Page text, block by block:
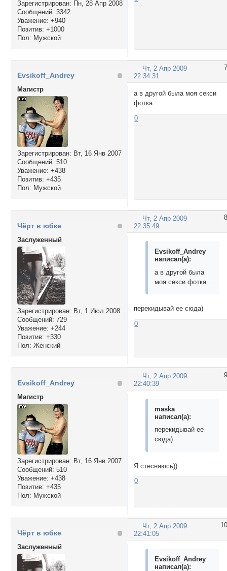
Зарегистрирован: Пн, 28 Апр 2008
Сообщений: 3342
Уважение: +940
Позитив: +1000
Пол: Мужской
7
Чт, 2 Апр 2009
22:34:31
Evsikoff_Andrey
Магистр
Зарегистрирован: Вт, 16 Янв 2007
Сообщений: 510
Уважение: +438
Позитив: +435
Пол: Мужской
а в другой была моя секси
фотка...
0
8
Чт, 2 Апр 2009
22:35:49
Чёрт в юбке
Заслуженный
Зарегистрирован: Вт, 1 Июл 2008
Сообщений: 729
Уважение: +244
Позитив: +330
Пол: Женский
Evsikoff_Andrey
написал(а):
а в другой была
моя секси фотка...
перекидывай ее сюда)
0
9
Чт, 2 Апр 2009
22:40:39
Evsikoff_Andrey
Магистр
Зарегистрирован: Вт, 16 Янв 2007
Сообщений: 510
Уважение: +438
Позитив: +435
Пол: Мужской
maska
написал(а):
перекидывай ее
сюда)
Я стесняюсь))
0
10
Чт, 2 Апр 2009
22:41:05
Чёрт в юбке
Заслуженный
Evsikoff_Andrey
написал(а):